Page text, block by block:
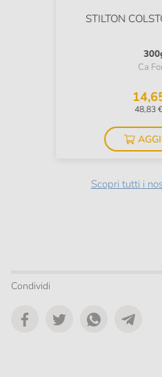
STILTON
Ca
48,83
Scopri tutti i
Condividi